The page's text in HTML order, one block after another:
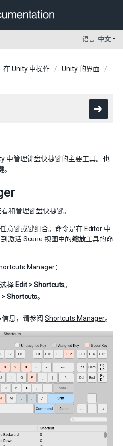
语言: 中文
在 Unity 中操作
Unity 的界面
中管理键盘快捷键的主要工具。也
和管理键盘快捷键。
意键或键组合。命令是在 Editor 中
激活 Scene 视图中的缩放工具的命
Manager：
择 Edit > Shortcuts。
> Shortcuts。
息，请参阅 Shortcuts Manager。